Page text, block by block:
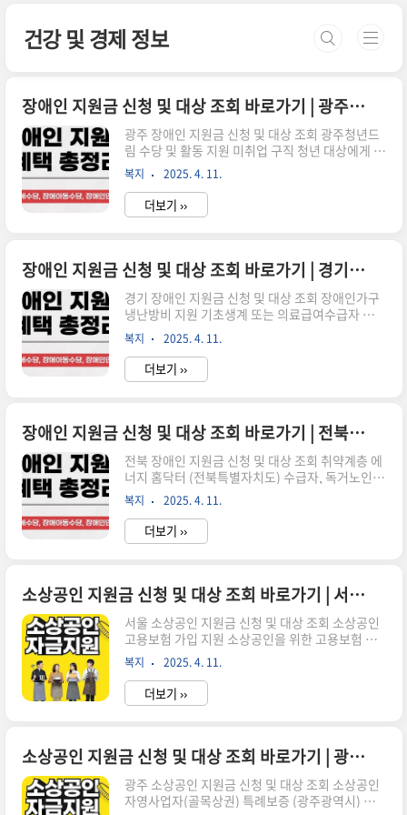
건강 및 경제 정보
장애인 지원금 신청 및 대상 조회 바로가기 | 광주 대전 울산 세종
광주 장애인 지원금 신청 및 대상 조회 광주청년드
림 수당 및 활동 지원 미취업 구직 청년 대상에게 수
당 지급 및 역량 강화 프로그램을 지원합니다. 신청
하기 위기가구 발굴단 및 복지 1촌 위기상황에 처
한 가구를 발굴하고, 사회복지 서비스를 연계합니
다. 신청하기 장애인 생활지원금 지원 기초생활수
복지 2025. 4. 11.
더보기 ››
장애인 지원금 신청 및 대상 조회 바로가기 | 경기 충북 충남 경북 경남
경기 장애인 지원금 신청 및 대상 조회 장애인가구
냉난방비 지원 기초생계 또는 의료급여수급자 중
중증장애인(1,2,중복3급)에게 냉난방비를 지원합
니다. 신청하기 저소득장애인 의료비 지원 저소득
장애인에게 의료비(입원비 등) 본인부담금을 지원
합니다. 신청하기 지역공동체일자리사업(전환) 취
미사업) 저소..
복지 2025. 4. 11.
더보기 ››
장애인 지원금 신청 및 대상 조회 바로가기 | 전북 전남 강원 제주
전북 장애인 지원금 신청 및 대상 조회 취약계층 에
너지 홈닥터 (전북특별자치도) 수급자, 독거노인
등 취약계층에 보일러 수리 및 노후 부품 교체를 지
원합니다. ※ 난방비 지원사업 신청하기 지역공동
체 일자리사업 (전북특별자치도) 저소득층, 장기실
직자 등에게 직접일자리를 제공합니다. 신청하기
비스를 지원합니다. 신청하기 ..
복지 2025. 4. 11.
더보기 ››
소상공인 지원금 신청 및 대상 조회 바로가기 | 서울 부산 대구 인천
서울 소상공인 지원금 신청 및 대상 조회 소상공인
고용보험 가입 지원 소상공인을 위한 고용보험 가
입 지원 신청하기 서울시 소상공인 온라인 판로개
척 지원 소상공인을 위한 온라인 입점 및 맞춤형 프
로그램 지원 신청하기 소상공인 전용 노란우산 공
제 가입 지원 서울 소재 연매출 3억원 이하 소상공
소상공인 및 주민 등을 위..
복지 2025. 4. 11.
더보기 ››
소상공인 지원금 신청 및 대상 조회 바로가기 | 광주 대전 울산 세종
광주 소상공인 지원금 신청 및 대상 조회 소상공인
자영사업자(골목상권) 특례보증 (광주광역시) 소